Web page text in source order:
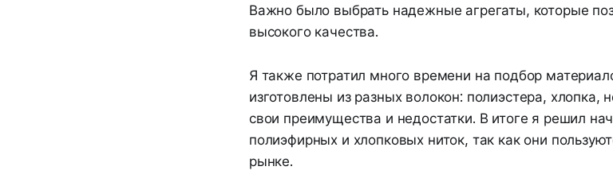
Важно было выбрать надежные агрегаты, которые
высокого качества.
Я также потратил много времени на подбор
изготовлены из разных волокон: полиэстера,
свои преимущества и недостатки. В итоге я решил
полиэфирных и хлопковых ниток, так как они
рынке.